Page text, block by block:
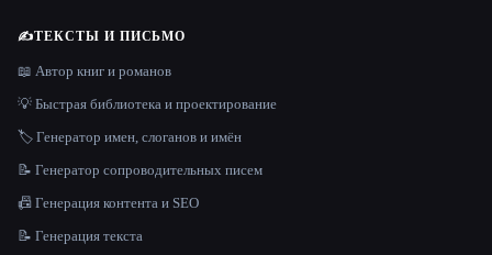
✍️ТЕКСТЫ И ПИСЬМО
📖 Автор книг и романов
💡 Быстрая библиотека и проектирование
🏷️ Генератор имен, слоганов и имён
📝 Генератор сопроводительных писем
📠 Генерация контента и SEO
📝 Генерация текста